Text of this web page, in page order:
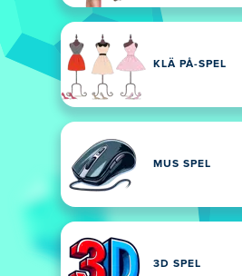
KLÄ PÅ-SPEL
MUS SPEL
3D SPEL